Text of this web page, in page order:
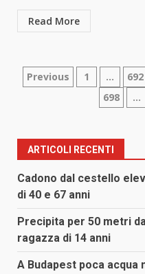
Read More
Paginazione
articoli
Previous 1 … 692
698
…
ARTICOLI RECENTI
Cadono dal cestello
di 40 e 67 anni
Precipita per 50 metri
ragazza di 14 anni
A Budapest poca acqua